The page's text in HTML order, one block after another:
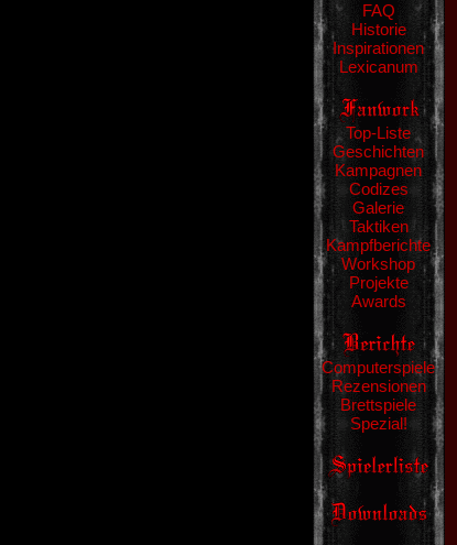
FAQ
Historie
Inspirationen
Lexicanum
Top-Liste
Geschichten
Kampagnen
Codizes
Galerie
Taktiken
Kampfberichte
Workshop
Projekte
Awards
Computerspiele
Rezensionen
Brettspiele
Spezial!